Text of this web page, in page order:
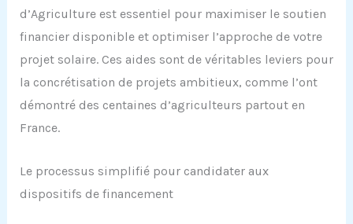
d’Agriculture est essentiel pour maximiser le soutien
financier disponible et optimiser l’approche de votre
projet solaire. Ces aides sont de véritables leviers pour
la concrétisation de projets ambitieux, comme l’ont
démontré des centaines d’agriculteurs partout en
France.
Le processus simplifié pour candidater aux
dispositifs de financement